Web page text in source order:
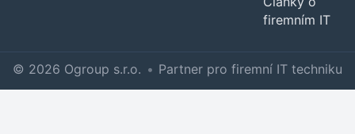
firemním IT
© 2026 Ogroup s.r.o. • Partner pro firemní IT techniku